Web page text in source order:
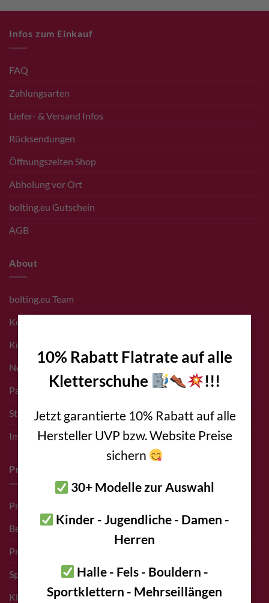
10% Rabatt Flatrate auf alle
Kletterschuhe
!!!
Jetzt garantierte 10% Rabatt auf alle
Hersteller UVP bzw. Website Preise
sichern
30+ Modelle zur Auswahl
Kinder - Jugendliche - Damen -
Herren
Halle - Fels - Bouldern -
Sportklettern - Mehrseillängen
Infos zum Einkauf
FAQ
Zahlungsarten
Liefer- & Versand Infos
Rücksendungen
Öffnungszeiten Shop
Abholung vor Ort
bolting.eu Gutschein
AGB
About
bolting.eu Team
Kontakt
Kunden
Newsletter Anmeldung
Partner bolting.eu
Standort – Adresse
Impressum
Pro Deals & Sponsoring
Pro Deal für Erschließer
Bergführer Pro Deal
Pro Deal Höhlenkunde Vereine
Sponsoring Events
Kletterführer Inserate